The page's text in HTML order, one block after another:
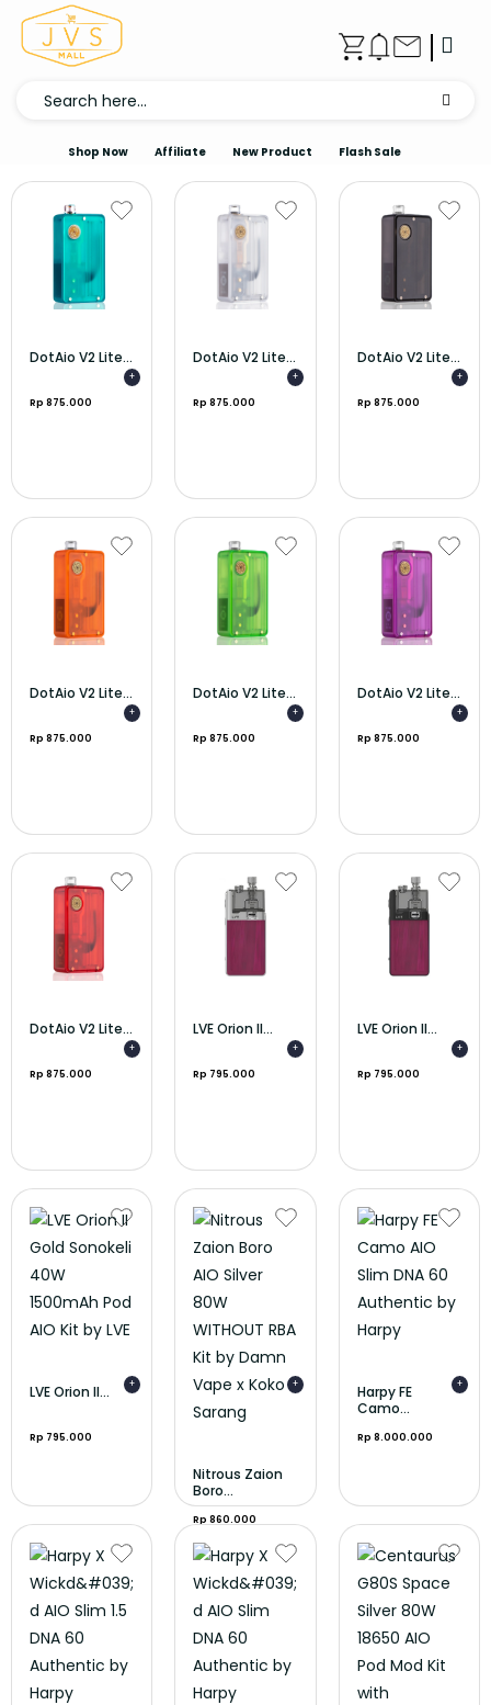
Shop Now Affiliate New Product Flash Sale
DotAio V2 Lite...
Rp 875.000
+
DotAio V2 Lite...
Rp 875.000
+
DotAio V2 Lite...
Rp 875.000
+
DotAio V2 Lite...
Rp 875.000
+
DotAio V2 Lite...
Rp 875.000
+
DotAio V2 Lite...
Rp 875.000
+
DotAio V2 Lite...
Rp 875.000
+
LVE Orion II...
Rp 795.000
+
LVE Orion II...
Rp 795.000
+
LVE Orion II...
Rp 795.000
+
Nitrous Zaion
Boro...
Rp 860.000
+
Harpy FE
Camo...
Rp 8.000.000
+